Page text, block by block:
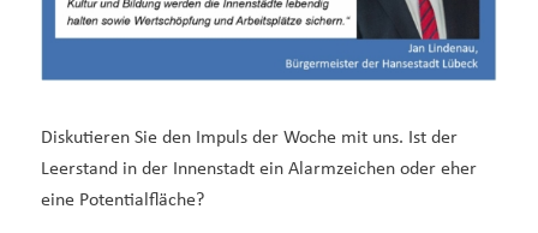
Diskutieren Sie den Impuls der Woche mit uns. Ist der
Leerstand in der Innenstadt ein Alarmzeichen oder eher
eine Potentialfläche?